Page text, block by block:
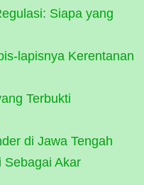
Siapa yang
lapisnya Kerentanan
Terbukti
di Jawa Tengah
Sebagai Akar